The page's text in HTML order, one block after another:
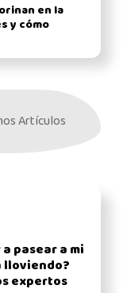
en la
y cómo
Artículos
pasear a mi
lloviendo?
expertos